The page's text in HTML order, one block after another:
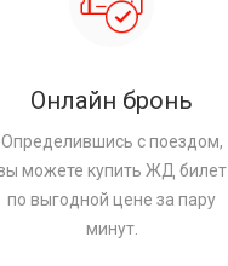
Онлайн бронь
Определившись с поездом,
можете купить ЖД билет
по выгодной цене за пару
минут.